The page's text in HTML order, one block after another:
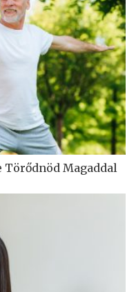
Törődnöd Magaddal